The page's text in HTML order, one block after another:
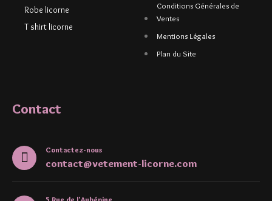
Robe licorne
T shirt licorne
Conditions Générales de
Ventes
Mentions Légales
Plan du Site
Contact
Contactez-nous
contact@vetement-licorne.com
5 Rue de l'Aubépine